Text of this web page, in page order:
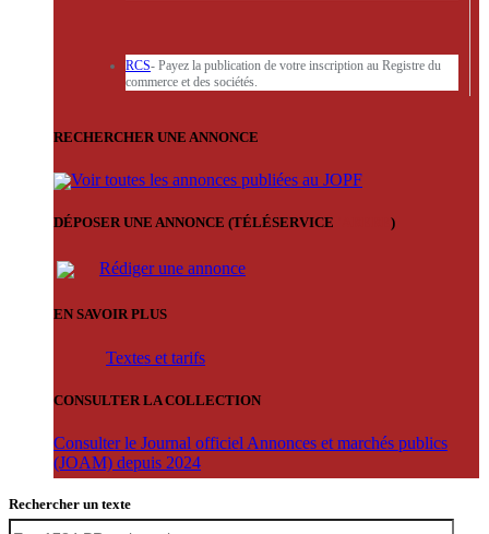
RCS- Payez la publication de votre inscription au Registre du
commerce et des sociétés.
RECHERCHER UNE ANNONCE
Voir toutes les annonces publiées au JOPF
DÉPOSER UNE ANNONCE (TÉLÉSERVICE )
Rédiger une annonce
EN SAVOIR PLUS
Textes et tarifs
CONSULTER LA COLLECTION
Consulter le Journal officiel Annonces et marchés publics
(JOAM) depuis 2024
Rechercher un texte